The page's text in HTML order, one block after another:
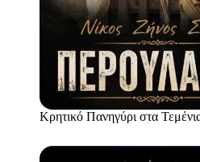
Κρητικό Πανηγύρι στα